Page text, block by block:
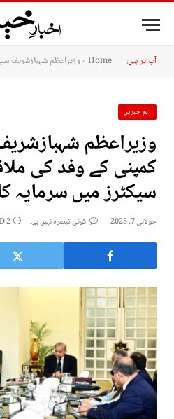
آپ پر ہیں: Home
»وزیراعظم شہبازشریف سے اماراتی
اہم خبریں
وزیراعظم
کمپنی کے وفد کی
سیکٹرز میں
جولائی 7, 2025 کوئی تبصرہ نہیں ہے۔ 2 MINS READ